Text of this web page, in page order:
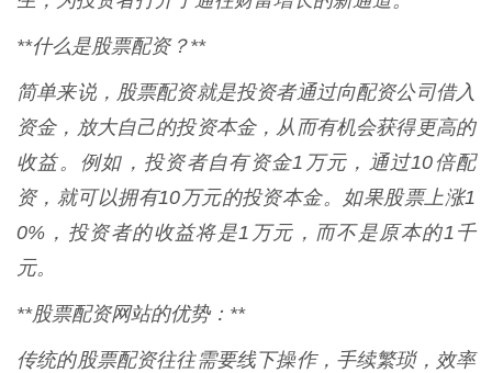
**什么是股票配资？**
简单来说，股票配资就是投资者通过向配资公司借入
资金，放大自己的投资本金，从而有机会获得更高的
收益。例如，投资者自有资金1万元，通过10倍配
资，就可以拥有10万元的投资本金。如果股票上涨1
0%，投资者的收益将是1万元，而不是原本的1千
元。
**股票配资网站的优势：**
传统的股票配资往往需要线下操作，手续繁琐，效率